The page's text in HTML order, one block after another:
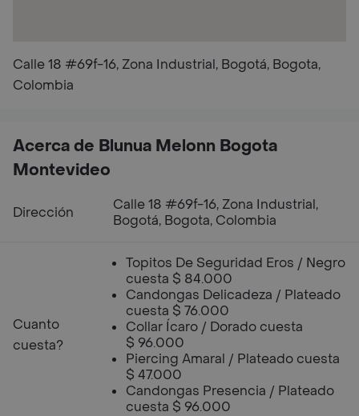
Calle 18 #69f-16, Zona Industrial, Bogotá, Bogota,
Colombia
Acerca de Blunua Melonn Bogota
Montevideo
Dirección
Calle 18 #69f-16, Zona Industrial,
Bogotá, Bogota, Colombia
Cuanto
cuesta?
Topitos De Seguridad Eros / Negro
cuesta $ 84.000
Candongas Delicadeza / Plateado
cuesta $ 76.000
Collar Ícaro / Dorado cuesta
$ 96.000
Piercing Amaral / Plateado cuesta
$ 47.000
Candongas Presencia / Plateado
cuesta $ 96.000